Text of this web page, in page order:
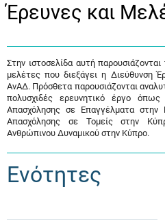
Έρευνες και
Στην ιστοσελίδα αυτή
μελέτες που διεξάγει η Διεύθυνση
ΑνΑΔ. Πρόσθετα παρουσιάζονται
πολυσχιδές ερευνητικό έργο
Απασχόλησης σε Επαγγέλματα
Απασχόλησης σε Τομείς στην
Ανθρώπινου Δυναμικού στην Κύπρο.
Ενότητες